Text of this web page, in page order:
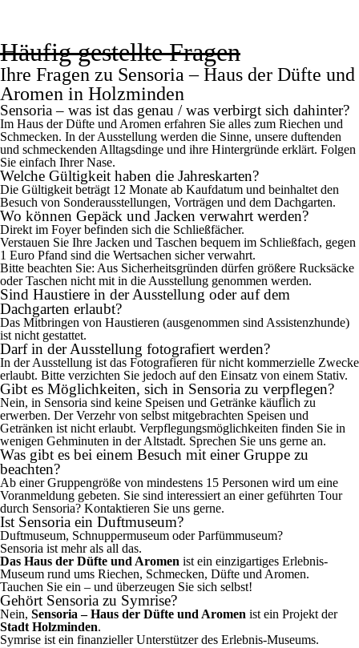
Häufig gestellte Fragen
Ihre Fragen zu Sensoria – Haus der Düfte und
Aromen in Holzminden
Sensoria – was ist das genau / was verbirgt sich dahinter?
Im Haus der Düfte und Aromen erfahren Sie alles zum Riechen und
Schmecken. In der Ausstellung werden die Sinne, unsere duftenden
und schmeckenden Alltagsdinge und ihre Hintergründe erklärt. Folgen
Sie einfach Ihrer Nase.
Welche Gültigkeit haben die Jahreskarten?
Die Gültigkeit beträgt 12 Monate ab Kaufdatum und beinhaltet den
Besuch von Sonderausstellungen, Vorträgen und dem Dachgarten.
Wo können Gepäck und Jacken verwahrt werden?
Direkt im Foyer befinden sich die Schließfächer.
Verstauen Sie Ihre Jacken und Taschen bequem im Schließfach, gegen
1 Euro Pfand sind die Wertsachen sicher verwahrt.
Bitte beachten Sie: Aus Sicherheitsgründen dürfen größere Rucksäcke
oder Taschen nicht mit in die Ausstellung genommen werden.
Sind Haustiere in der Ausstellung oder auf dem
Dachgarten erlaubt?
Das Mitbringen von Haustieren (ausgenommen sind Assistenzhunde)
ist nicht gestattet.
Darf in der Ausstellung fotografiert werden?
In der Ausstellung ist das Fotografieren für nicht kommerzielle Zwecke
erlaubt. Bitte verzichten Sie jedoch auf den Einsatz von einem Stativ.
Gibt es Möglichkeiten, sich in Sensoria zu verpflegen?
Nein, in Sensoria sind keine Speisen und Getränke käuflich zu
erwerben. Der Verzehr von selbst mitgebrachten Speisen und
Getränken ist nicht erlaubt. Verpflegungsmöglichkeiten finden Sie in
wenigen Gehminuten in der Altstadt. Sprechen Sie uns gerne an.
Was gibt es bei einem Besuch mit einer Gruppe zu
beachten?
Ab einer Gruppengröße von mindestens 15 Personen wird um eine
Voranmeldung gebeten. Sie sind interessiert an einer geführten Tour
durch Sensoria? Kontaktieren Sie uns gerne.
Ist Sensoria ein Duftmuseum?
Duftmuseum, Schnuppermuseum oder Parfümmuseum?
Sensoria ist mehr als all das.
Das Haus der Düfte und Aromen ist ein einzigartiges Erlebnis-
Museum rund ums Riechen, Schmecken, Düfte und Aromen.
Tauchen Sie ein – und überzeugen Sie sich selbst!
Gehört Sensoria zu Symrise?
Nein, Sensoria – Haus der Düfte und Aromen ist ein Projekt der
Stadt Holzminden.
Symrise ist ein finanzieller Unterstützer des Erlebnis-Museums.